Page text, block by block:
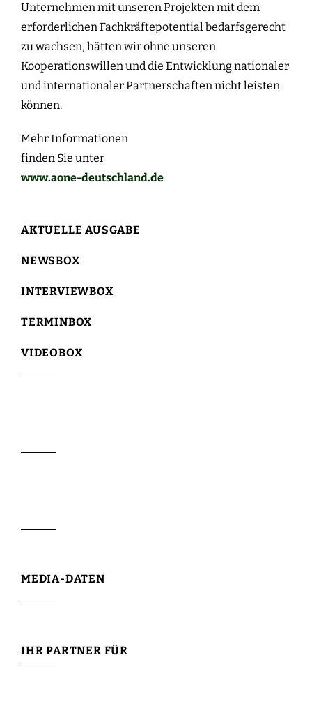
Unternehmen mit unseren Projekten mit dem
erforderlichen Fachkräftepotential bedarfsgerecht
zu wachsen, hätten wir ohne unseren
Kooperationswillen und die Entwicklung nationaler
und internationaler Partnerschaften nicht leisten
können.
Mehr Informationen
finden Sie unter
www.aone-deutschland.de
AKTUELLE AUSGABE
NEWSBOX
INTERVIEWBOX
TERMINBOX
VIDEOBOX
MEDIA-DATEN
IHR PARTNER FÜR